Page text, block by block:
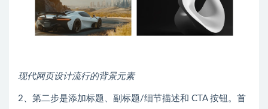
现代网页设计流行的背景元素
2、第二步是添加标题、副标题/细节描述和 CTA 按钮。首